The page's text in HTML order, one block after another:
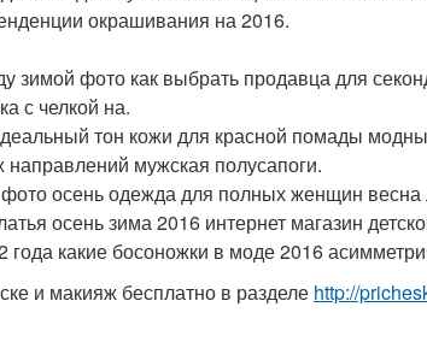
окрашивания на 2016.
зимой фото как выбрать продавца для
с челкой на.
тон кожи для красной помады
мужская полусапоги.
осень одежда для полных женщин
осень зима 2016 интернет магазин
года какие босоножки в моде 2016
и макияж бесплатно в разделе http://